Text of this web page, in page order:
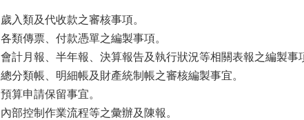
歲入類及代收款之審核事項。
各類傳票、付款憑單之編製事項。
會計月報、半年報、決算報告及執行狀況等相關表報之編製事
總分類帳、明細帳及財產統制帳之審核編製事宜。
預算申請保留事宜。
內部控制作業流程等之彙辦及陳報。